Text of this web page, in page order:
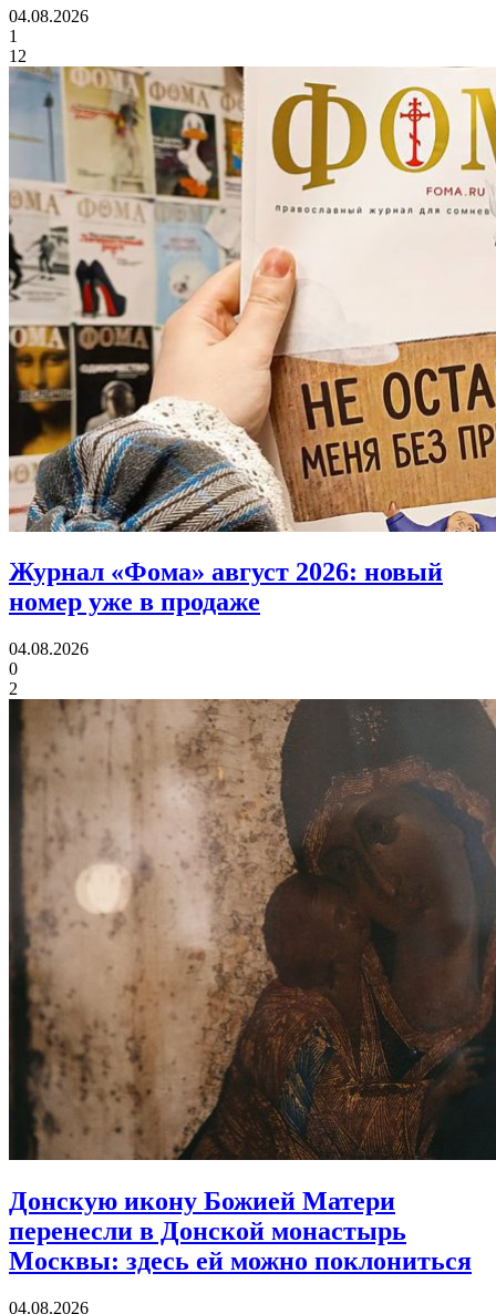
04.08.2026
1
12
Журнал «Фома» август 2026: новый
номер уже в продаже
04.08.2026
0
2
Донскую икону Божией Матери
перенесли в Донской монастырь
Москвы: здесь ей можно поклониться
04.08.2026